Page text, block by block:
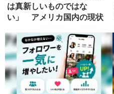
は真新しいものではな
い」 アメリカ国内の現状